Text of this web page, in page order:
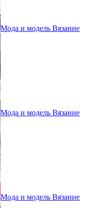
Мода и модель Вязание
Мода и модель Вязание
Мода и модель Вязание